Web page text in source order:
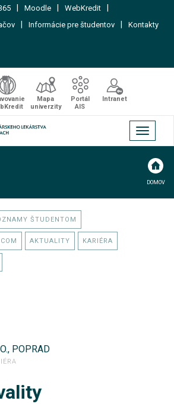
Moodle WebKredit
Informácie pre študentov Kontakty
Mapa
univerzity
Portál
AIS
Intranet
Toggle
DOMOV
ŠTUDENTOM
AKTUALITY KARIÉRA
POPRAD